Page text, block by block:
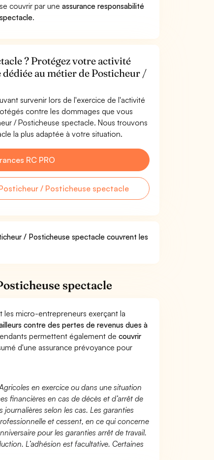
couvrir par uneassurance responsabilité
.
? Protégez votre activité
au métier de Posticheur /
survenir lors de l'exercice de l'activité
contre les dommages que vous
/ Posticheuse spectacle. Nous trouvons
la plus adaptée à votre situation.
RC PRO
/ Posticheuse spectacle
/ Posticheuse spectacle couvrent les
spectacle
les micro-entrepreneurs exerçant la
contre des pertes de revenus dues à
permettent également decouvrir
d'une assurance prévoyance pour
en exercice ou dans une situation
financières en cas de décès et d’arrêt de
journalières selon les cas. Les garanties
et cessent, en ce qui concerne
pour les garanties arrêt de travail.
L’adhésion est facultative. Certaines